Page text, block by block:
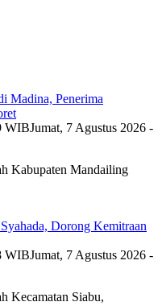
Madina, Penerima
WIBJumat, 7 Agustus 2026 -
Kabupaten Mandailing
Dorong Kemitraan
WIBJumat, 7 Agustus 2026 -
Siabu,